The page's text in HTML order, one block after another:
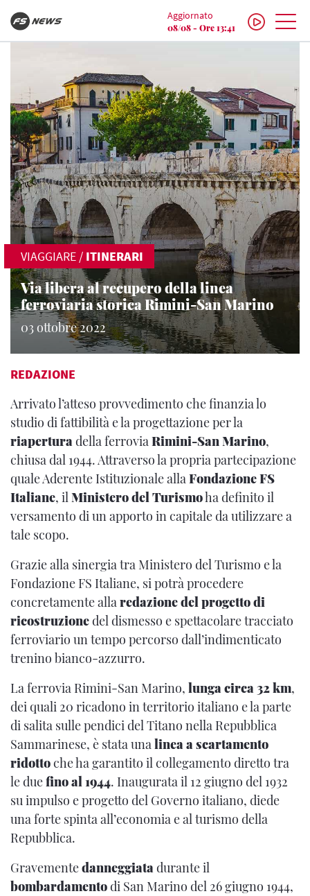
Aggiornato
08/08 - Ore 13:41
VIAGGIARE / ITINERARI
Via libera al recupero della linea
ferroviaria storica Rimini-San Marino
03 ottobre 2022
REDAZIONE
Arrivato l’atteso provvedimento che finanzia lo
studio di fattibilità e la progettazione per la
riaperturadella ferroviaRimini-San Marino,
chiusa dal 1944. Attraverso la propria partecipazione
quale Aderente Istituzionale allaFondazione FS
Italiane, ilMinistero del Turismoha definito il
versamento di un apporto in capitale da utilizzare a
tale scopo.
Grazie alla sinergia tra Ministero del Turismo e la
Fondazione FS Italiane, si potrà procedere
concretamente allaredazione del progetto di
ricostruzionedel dismesso e spettacolare tracciato
ferroviario un tempo percorso dall’indimenticato
trenino bianco-azzurro.
La ferrovia Rimini-San Marino, lunga circa 32 km,
dei quali 20 ricadono in territorio italiano e la parte
di salita sulle pendici del Titano nella Repubblica
Sammarinese, è stata unalinea a scartamento
ridottoche ha garantito il collegamento diretto tra
le duefino al 1944. Inaugurata il 12 giugno del 1932
su impulso e progetto del Governo italiano, diede
una forte spinta all’economia e al turismo della
Repubblica.
Gravementedanneggiatadurante il
bombardamentodi San Marino del 26 giugno 1944,